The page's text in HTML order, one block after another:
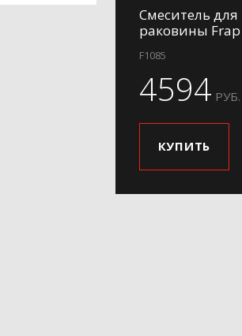
Смеситель для
раковины Frap
F1085
4594 РУБ.
КУПИТЬ